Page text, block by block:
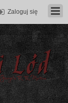
Zaloguj się